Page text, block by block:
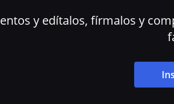
y edítalos, fírmalos y